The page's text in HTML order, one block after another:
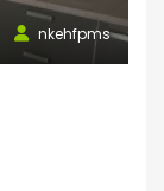
nkehfpms